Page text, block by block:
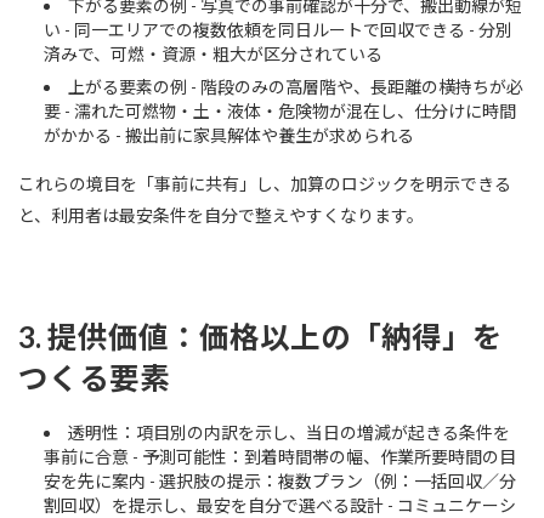
下がる要素の例 - 写真での事前確認が十分で、搬出動線が短
い - 同一エリアでの複数依頼を同日ルートで回収できる - 分別
済みで、可燃・資源・粗大が区分されている
上がる要素の例 - 階段のみの高層階や、長距離の横持ちが必
要 - 濡れた可燃物・土・液体・危険物が混在し、仕分けに時間
がかかる - 搬出前に家具解体や養生が求められる
これらの境目を「事前に共有」し、加算のロジックを明示できる
と、利用者は最安条件を自分で整えやすくなります。
3. 提供価値：価格以上の「納得」を
つくる要素
透明性：項目別の内訳を示し、当日の増減が起きる条件を
事前に合意 - 予測可能性：到着時間帯の幅、作業所要時間の目
安を先に案内 - 選択肢の提示：複数プラン（例：一括回収／分
割回収）を提示し、最安を自分で選べる設計 - コミュニケーシ